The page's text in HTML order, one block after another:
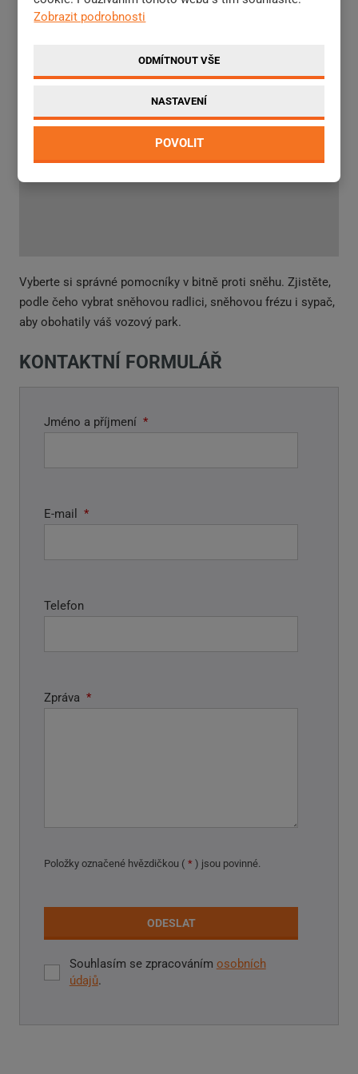
Vyberte si správné pomocníky v bitně proti sněhu. Zjistěte,
podle čeho vybrat sněhovou radlici, sněhovou frézu i sypač,
aby obohatily váš vozový park.
KONTAKTNÍ FORMULÁŘ
Jméno a příjmení *
E-mail *
Telefon
Zpráva *
Položky označené hvězdičkou ( * ) jsou povinné.
ODESLAT
Souhlasím
osobních
Souhlasím se zpracováním osobních
údajů.
Zobrazit podrobnosti
ODMÍTNOUT VŠE
NASTAVENÍ
POVOLIT